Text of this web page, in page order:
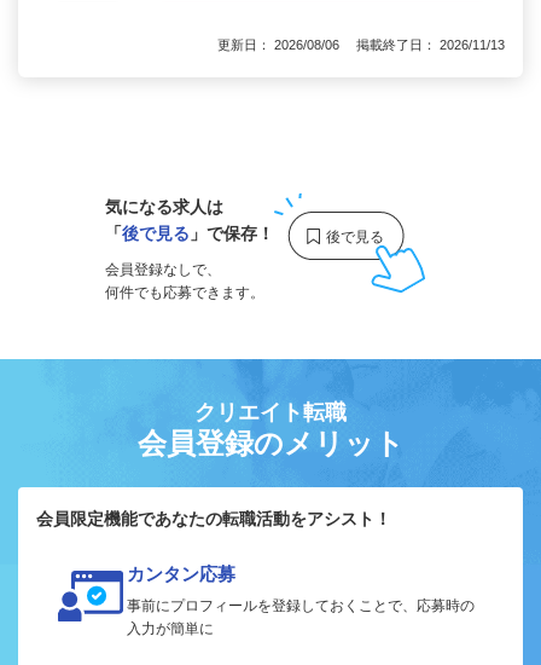
更新日： 2026/08/06 掲載終了日： 2026/11/13
気になる求人は
「後で見る 」で保存！
会員登録なしで、
何件でも応募できます。
クリエイト転職
会員登録のメリット
会員限定機能であなたの転職活動をアシスト！
カンタン応募
事前にプロフィールを登録しておくことで、応募時の
入力が簡単に